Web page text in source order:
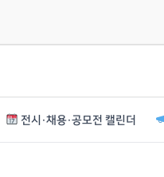
전시·채용·공모전 캘린더